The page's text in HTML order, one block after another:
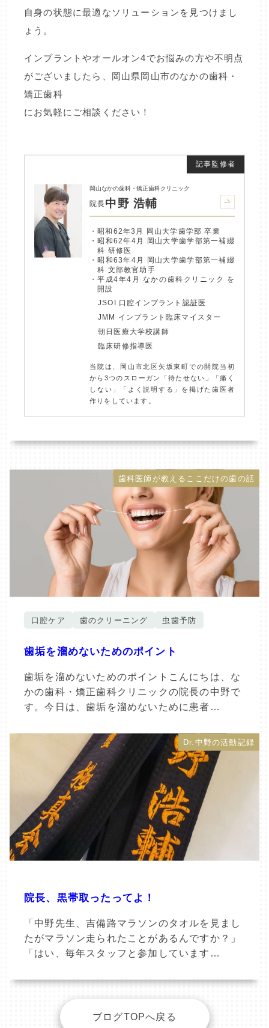
自身の状態に最適なソリューションを見つけまし
ょう。
インプラントやオールオン4でお悩みの方や不明点
がございましたら、岡山県岡山市のなかの歯科・
矯正歯科
にお気軽にご相談ください！
岡山なかの歯科・矯正歯科クリニック
院長中野 浩輔
昭和62年3月 岡山大学歯学部 卒業
昭和62年4月 岡山大学歯学部第一補綴
科 研修医
昭和63年4月 岡山大学歯学部第一補綴
科 文部教官助手
平成4年4月 なかの歯科クリニック を
開設
JSOI 口腔インプラント認証医
JMM インプラント臨床マイスター
朝日医療大学校講師
臨床研修指導医
当院は、岡山市北区矢坂東町での開院当初
から3つのスローガン「待たせない」「痛く
しない」「よく説明する」を掲げた歯医者
作りをしています。
歯科医師が教えるここだけの歯の話
口腔ケア 歯のクリーニング 虫歯予防
歯垢を溜めないためのポイント
歯垢を溜めないためのポイントこんにちは、な
かの歯科・矯正歯科クリニックの院長の中野で
す。今日は、歯垢を溜めないために患者…
Dr.中野の活動記録
院長、黒帯取ったってよ！
「中野先生、吉備路マラソンのタオルを見まし
たがマラソン走られたことがあるんですか？」
「はい、毎年スタッフと参加しています…
ブログTOPへ戻る